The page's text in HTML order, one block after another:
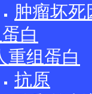
肿瘤坏死
白
重组蛋白
抗原